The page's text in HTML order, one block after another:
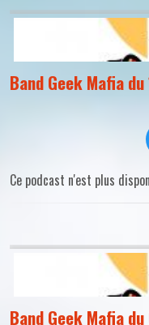
Band Geek Mafia
Ce podcast n'est plus
Band Geek Mafia